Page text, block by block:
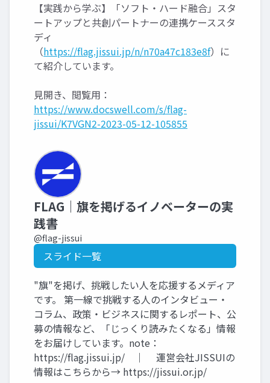
【実践から学ぶ】「ソフト・ハード融合」スタ
ートアップと​共創パートナーの連携ケーススタ
ディ
（https://flag.jissui.jp/n/n70a47c183e8f）に
て紹介しています。
見開き、閲覧用：
https://www.docswell.com/s/flag-
jissui/K7VGN2-2023-05-12-105855
FLAG｜旗を掲げるイノベーターの実
践書
@flag-jissui
スライド一覧
"旗"を掲げ、挑戦したい人を応援するメディア
です。 第一線で挑戦する人のインタビュー・
コラム、政策・ビジネスに関するレポート、公
募の情報など、「じっくり読みたくなる」情報
をお届けしています。note：
https://flag.jissui.jp/ ｜ 運営会社JISSUIの
情報はこちらから→ https://jissui.or.jp/